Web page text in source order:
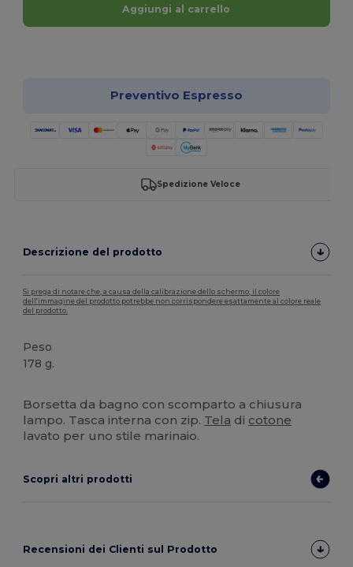
Aggiungi al carrello
Preventivo Espresso
Spedizione Veloce
Descrizione del prodotto
Si prega di notare che, a causa della calibrazione dello schermo, il colore
dell'immagine del prodotto potrebbe non corrispondere esattamente al colore reale
del prodotto.
Peso
178 g.
Borsetta da bagno con scomparto a chiusura
lampo. Tasca interna con zip. Tela di cotone
lavato per uno stile marinaio.
Scopri altri prodotti
Recensioni dei Clienti sul Prodotto